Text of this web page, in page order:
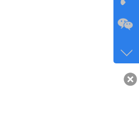
咨询
客服